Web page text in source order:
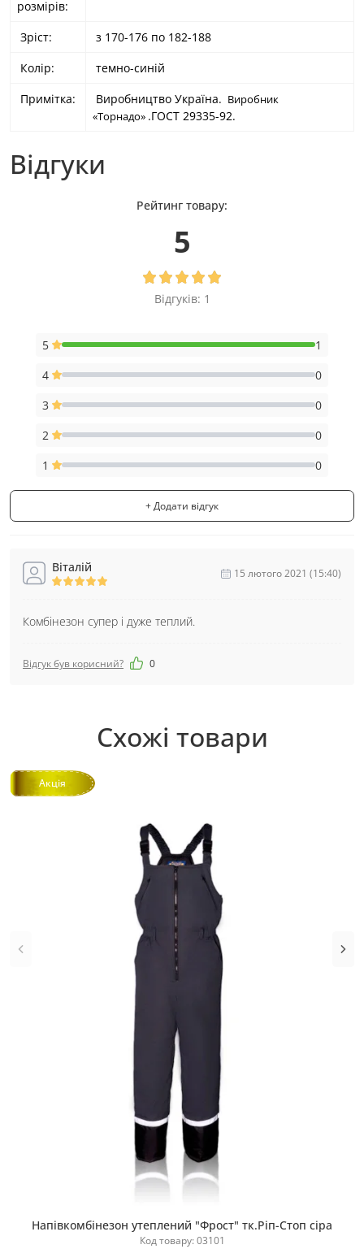
розмірів:
Зріст:
з 170-176 по 182-188
Колір:
темно-синій
Примітка:
Виробництво Україна. Виробник
«Торнадо» .ГОСТ 29335-92.
Відгуки
Рейтинг товару:
5
Відгуків: 1
5
1
4
0
3
0
2
0
1
0
+ Додати відгук
Віталій 15 лютого 2021 (15:40)
Комбінезон супер і дуже теплий.
Відгук був корисний? 0
Схожі товари
Акція
Купити
Напівкомбінезон утеплений "Фрост" тк.Ріп-Стоп сіра
Код товару: 03101